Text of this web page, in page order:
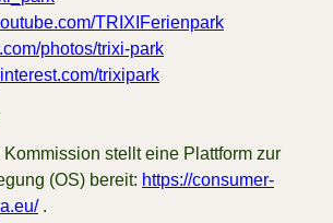
TRIXIFerienpark
photos/trixi-park
trixipark
stellt eine Platt­form zur
(OS) be­reit: https://consumer-
.